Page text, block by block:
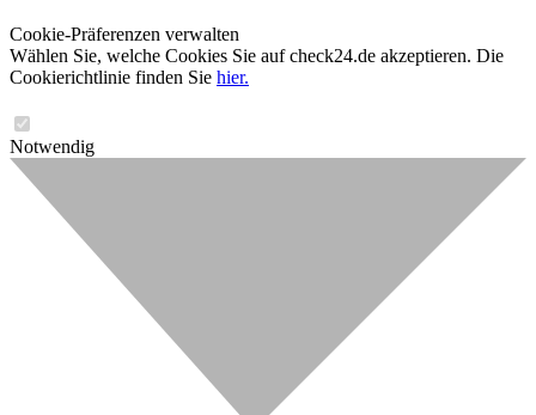
Cookie-Präferenzen verwalten
Wählen Sie, welche Cookies Sie auf check24.de akzeptieren. Die
Cookierichtlinie finden Sie hier.
Notwendig